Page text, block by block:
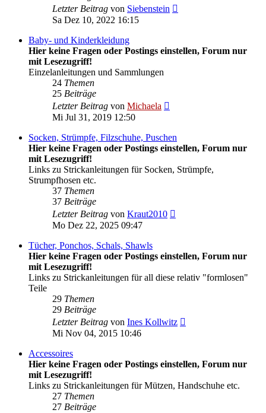
Letzter Beitrag von Siebenstein
Sa Dez 10, 2022 16:15
Baby- und Kinderkleidung
Hier keine Fragen oder Postings einstellen, Forum nur
mit Lesezugriff!
Einzelanleitungen und Sammlungen
24 Themen
25 Beiträge
Letzter Beitrag von Michaela
Mi Jul 31, 2019 12:50
Socken, Strümpfe, Filzschuhe, Puschen
Hier keine Fragen oder Postings einstellen, Forum nur
mit Lesezugriff!
Links zu Strickanleitungen für Socken, Strümpfe,
Strumpfhosen etc.
37 Themen
37 Beiträge
Letzter Beitrag von Kraut2010
Mo Dez 22, 2025 09:47
Tücher, Ponchos, Schals, Shawls
Hier keine Fragen oder Postings einstellen, Forum nur
mit Lesezugriff!
Links zu Strickanleitungen für all diese relativ "formlosen"
Teile
29 Themen
29 Beiträge
Letzter Beitrag von Ines Kollwitz
Mi Nov 04, 2015 10:46
Accessoires
Hier keine Fragen oder Postings einstellen, Forum nur
mit Lesezugriff!
Links zu Strickanleitungen für Mützen, Handschuhe etc.
27 Themen
27 Beiträge